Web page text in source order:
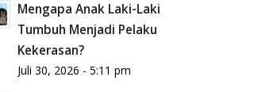
Mengapa Anak Laki-Laki
Tumbuh Menjadi Pelaku
Kekerasan?
Juli 30, 2026 - 5:11 pm